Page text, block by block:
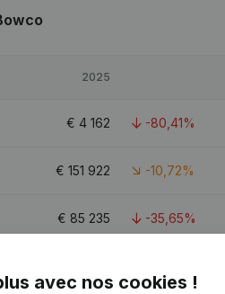
2025
€ 4 162 -80,41%
€ 151 922 -10,72%
€ 85 235 -35,65%
avec nos cookies !